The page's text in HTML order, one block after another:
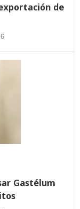
de
Gastélum